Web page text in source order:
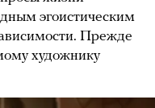
эгоистическим
Прежде
художнику